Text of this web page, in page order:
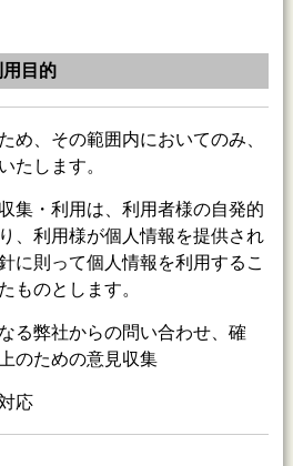
目的
め、その範囲内においてのみ、
たします。
集・利用は、利用者様の自発的
、利用様が個人情報を提供され
に則って個人情報を利用するこ
ものとします。
る弊社からの問い合わせ、確
のための意見収集
応